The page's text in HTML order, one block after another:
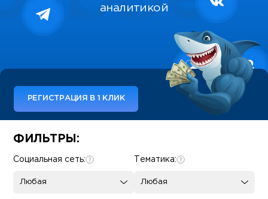
аналитикой
РЕГИСТРАЦИЯ В 1 КЛИК
Some SEO Title
ФИЛЬТРЫ:
Тематика:
Любая
Социальная сеть:
Любая